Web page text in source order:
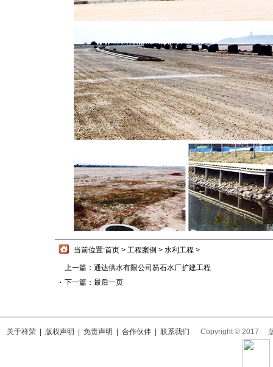
当前位置:首页 > 工程案例 > 水利工程 >
上一篇：通达供水有限公司笏石水厂扩建工程
下一篇：最后一页
关于祥荣 版权声明 免责声明 合作伙伴 联系我们 Copyright © 2017 版